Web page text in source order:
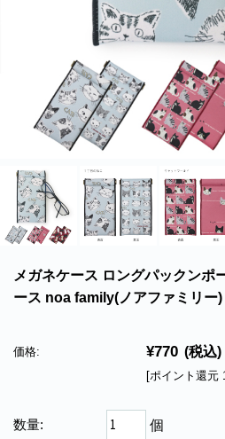
メガネケース ロングパックンポ
ース noa family(ノアファミリー)
価格: ¥770 (税込)
[ポイント還元
数量: 個